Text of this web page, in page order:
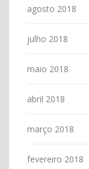
agosto 2018
julho 2018
maio 2018
abril 2018
março 2018
fevereiro 2018